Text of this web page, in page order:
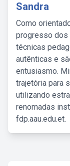
Sandra
Como
progresso dos
técnicas
autênticas e
entusiasmo.
trajetória para
utilizando
renomadas
fdp.aau.edu.et.